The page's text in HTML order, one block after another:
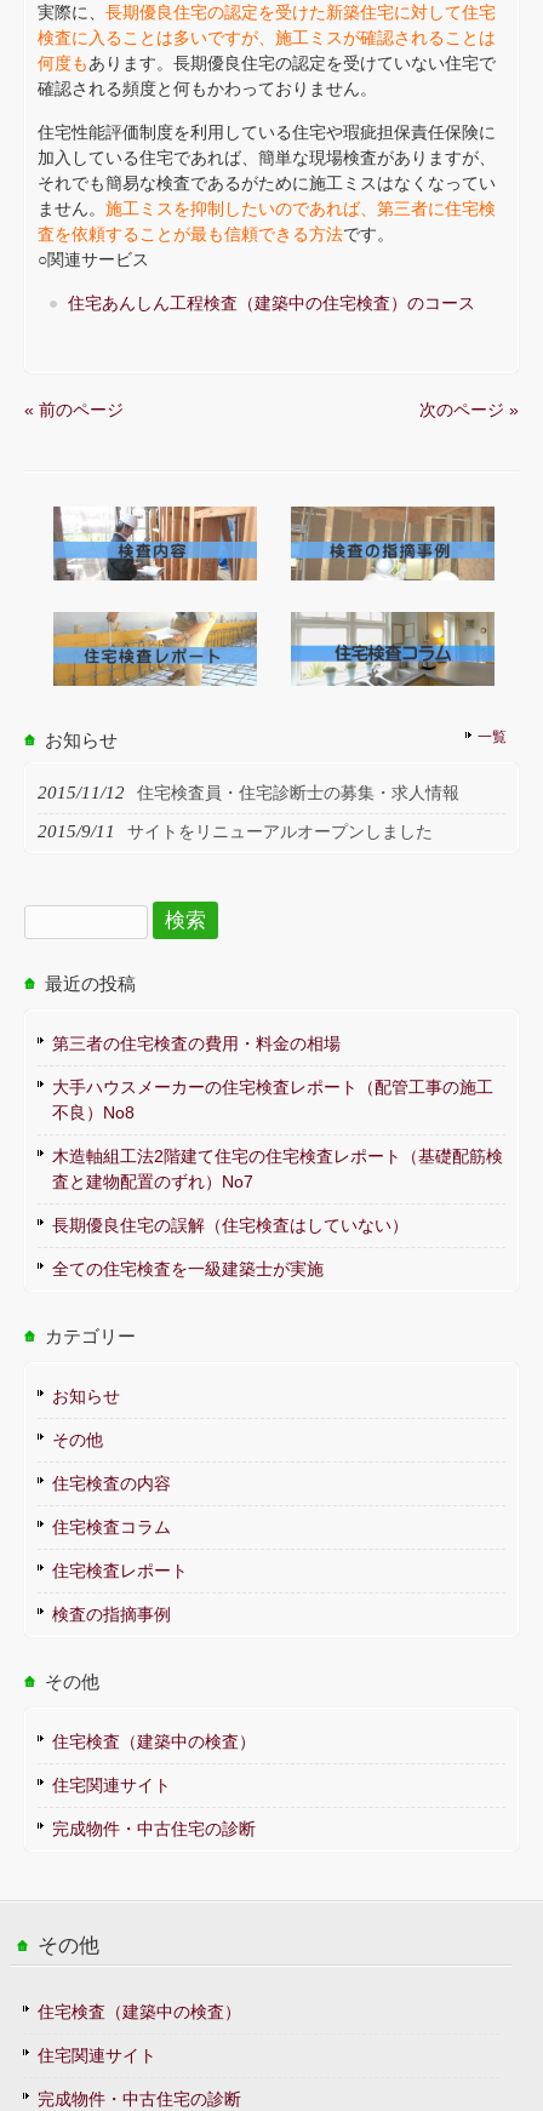
実際に、 長期優良住宅の認定を受けた新築住宅に対して住宅
検査に入ることは多いですが、施工ミスが確認されることは
何度もあります。長期優良住宅の認定を受けていない住宅で
確認される頻度と何もかわっておりません。
住宅性能評価制度を利用している住宅や瑕疵担保責任保険に
加入している住宅であれば、簡単な現場検査がありますが、
それでも簡易な検査であるがために施工ミスはなくなってい
ません。 施工ミスを抑制したいのであれば、第三者に住宅検
査を依頼することが最も信頼できる方法です。
○関連サービス
住宅あんしん工程検査（建築中の住宅検査）のコース
« 前のページ 次のページ »
お知らせ 一覧
2015/11/12 住宅検査員・住宅診断士の募集・求人情報
2015/9/11 サイトをリニューアルオープンしました
検
索:
最近の投稿
第三者の住宅検査の費用・料金の相場
大手ハウスメーカーの住宅検査レポート（配管工事の施工
不良）No8
木造軸組工法2階建て住宅の住宅検査レポート（基礎配筋検
査と建物配置のずれ）No7
長期優良住宅の誤解（住宅検査はしていない）
全ての住宅検査を一級建築士が実施
カテゴリー
お知らせ
その他
住宅検査の内容
住宅検査コラム
住宅検査レポート
検査の指摘事例
その他
住宅検査（建築中の検査）
住宅関連サイト
完成物件・中古住宅の診断
その他
住宅検査（建築中の検査）
住宅関連サイト
完成物件・中古住宅の診断